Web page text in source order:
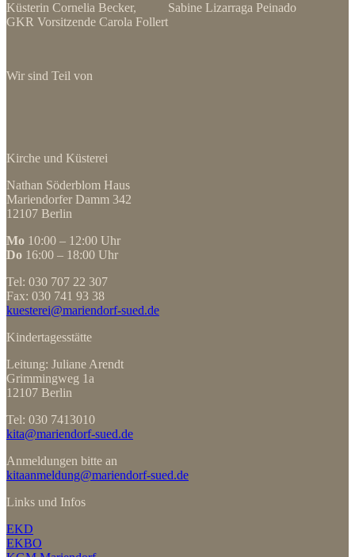
Küsterin Cornelia Becker, Sabine Lizarraga Peinado
GKR Vorsitzende Carola Follert
Wir sind Teil von
Kirche und Küsterei
Nathan Söderblom Haus
Mariendorfer Damm 342
12107 Berlin
Mo 10:00 – 12:00 Uhr
Do 16:00 – 18:00 Uhr
Tel: 030 707 22 307
Fax: 030 741 93 38
kuesterei@mariendorf-sued.de
Kindertagesstätte
Leitung: Juliane Arendt
Grimmingweg 1a
12107 Berlin
Tel: 030 7413010
kita@mariendorf-sued.de
Anmeldungen bitte an
kitaanmeldung@mariendorf-sued.de
Links und Infos
EKD
EKBO